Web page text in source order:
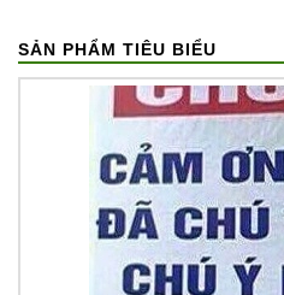
SẢN PHẨM TIÊU BIỂU